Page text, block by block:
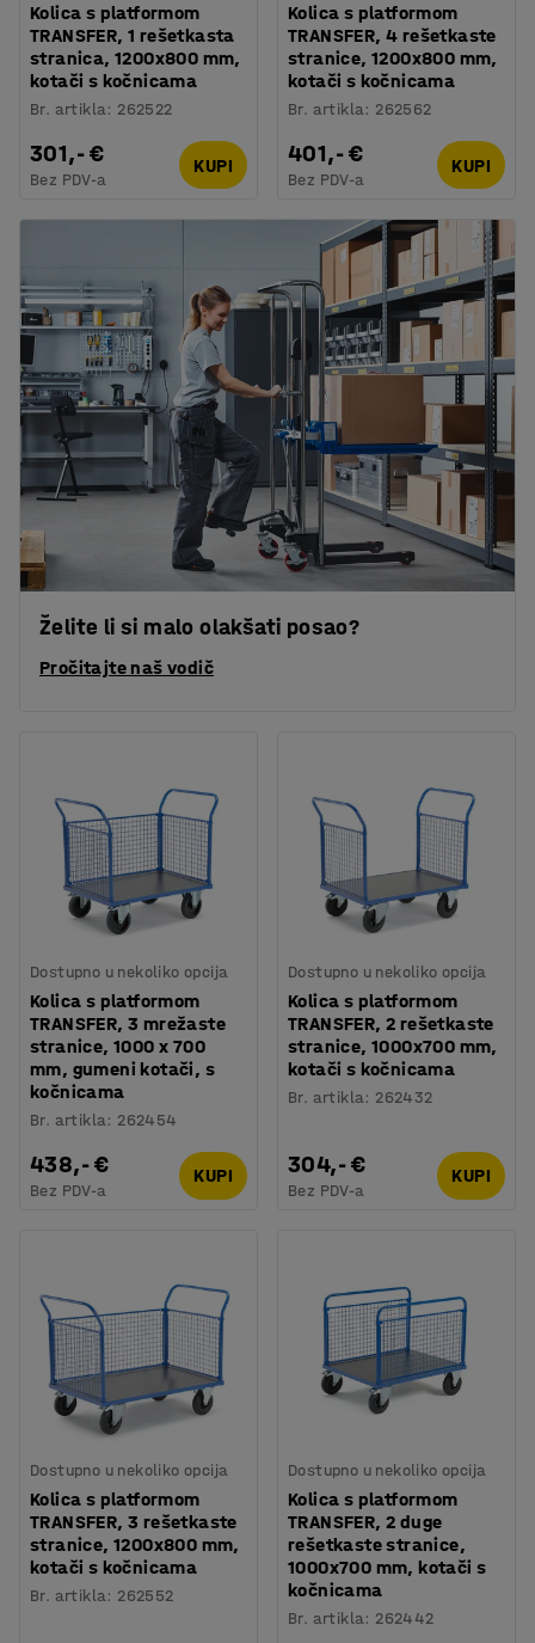
Kolica s platformom
TRANSFER, 1 rešetkasta
stranica, 1200x800 mm,
kotači s kočnicama
Br. artikla: 262522
301,- €
Bez PDV-a
KUPI
Kolica s platformom
TRANSFER, 4 rešetkaste
stranice, 1200x800 mm,
kotači s kočnicama
Br. artikla: 262562
401,- €
Bez PDV-a
KUPI
Želite li si malo olakšati posao?
Pročitajte naš vodič
Dostupno u nekoliko opcija
Kolica s platformom
TRANSFER, 3 mrežaste
stranice, 1000 x 700
mm, gumeni kotači, s
kočnicama
Br. artikla: 262454
438,- €
Bez PDV-a
KUPI
Dostupno u nekoliko opcija
Kolica s platformom
TRANSFER, 2 rešetkaste
stranice, 1000x700 mm,
kotači s kočnicama
Br. artikla: 262432
304,- €
Bez PDV-a
KUPI
Dostupno u nekoliko opcija
Kolica s platformom
TRANSFER, 3 rešetkaste
stranice, 1200x800 mm,
kotači s kočnicama
Br. artikla: 262552
Dostupno u nekoliko opcija
Kolica s platformom
TRANSFER, 2 duge
rešetkaste stranice,
1000x700 mm, kotači s
kočnicama
Br. artikla: 262442